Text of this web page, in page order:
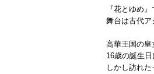
『花とゆめ
舞台は古代ア
高華王国の皇
16歳の誕生
しかし訪れ